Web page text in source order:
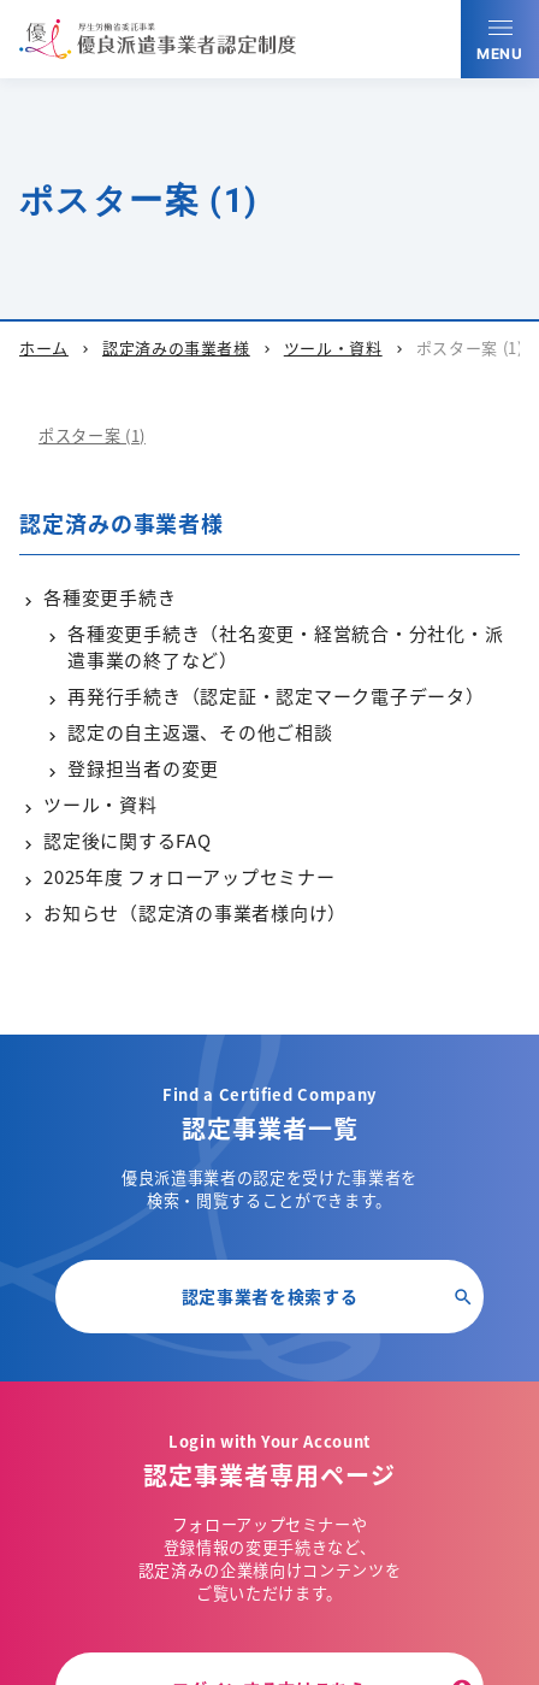
MENU
ポスター案 (1)
ホーム chevron_right 認定済みの事業者様 chevron_right ツール・資料 chevron_right ポスター案 (1)
ポスター案 (1)
認定済みの事業者様
各種変更手続き
各種変更手続き（社名変更・経営統合・分社化・派
遣事業の終了など）
再発行手続き（認定証・認定マーク電子データ）
認定の自主返還、その他ご相談
登録担当者の変更
ツール・資料
認定後に関するFAQ
2025年度 フォローアップセミナー
お知らせ（認定済の事業者様向け）
Find a Certified Company
認定事業者一覧
優良派遣事業者の認定を受けた事業者を
検索・閲覧することができます。
認定事業者を検索する
Login with Your Account
認定事業者専用ページ
フォローアップセミナーや
登録情報の変更手続きなど、
認定済みの企業様向けコンテンツを
ご覧いただけます。